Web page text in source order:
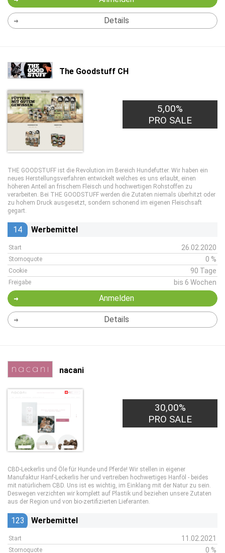
Details
The Goodstuff CH
5,00%
PRO SALE
THE GOODSTUFF ist die Revolution im Bereich Hundefutter. Wir haben ein
neues Herstellungsverfahren entwickelt welches es uns erlaubt, einen
höheren Anteil an frischem Fleisch und hochwertigen Rohstoffen zu
verarbeiten. Bei THE GOODSTUFF werden die Zutaten niemals überhitzt oder
zu hohem Druck ausgesetzt, sondern schonend im eigenen Fleischsaft
gegart.
14 Werbemittel
Start 26.02.2020
Stornoquote 0 %
Cookie 90 Tage
Freigabe bis 6 Wochen
Anmelden
Details
nacani
30,00%
PRO SALE
CBD-Leckerlis und Öle für Hunde und Pferde! Wir stellen in eigener
Manufaktur Hanf-Leckerlis her und vertreiben hochwertiges Hanföl - beides
mit natürlichem CBD. Uns ist es wichtig, im Einklang mit der Natur zu sein.
Deswegen verzichten wir komplett auf Plastik und beziehen unsere Zutaten
aus der Region und von bio-zertifizierten Lieferanten.
123 Werbemittel
Start 11.02.2021
Stornoquote 0 %